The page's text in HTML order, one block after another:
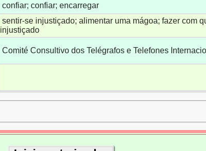
confiar; confiar; encarregar
sentir-se injustiçado; alimentar uma mágoa; fazer com
injustiçado
Comité Consultivo dos Telégrafos e Telefones